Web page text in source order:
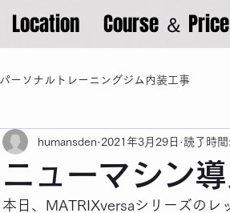
Location Course ＆ Price
パーソナルトレーニングジム内装工事
ニューマシン導
humansden 2021年3月29日 読了時
本日、MATRIXversaシリーズのレ